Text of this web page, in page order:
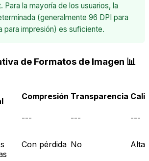
Para la mayoría de los usuarios, la
(generalmente 96 DPI para
para impresión) es suficiente.
de Formatos de Imagen 📊
Compresión Transparencia
--- --- ---
Con pérdida No Alta